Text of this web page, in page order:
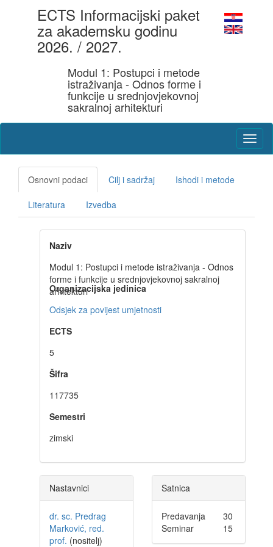
ECTS Informacijski paket
za akademsku godinu
2026. / 2027.
Modul 1: Postupci i metode
istraživanja - Odnos forme i
funkcije u srednjovjekovnoj
sakralnoj arhitekturi
Osnovni podaci Cilj i sadržaj Ishodi i metode
Literatura Izvedba
Naziv
Modul 1: Postupci i metode istraživanja - Odnos
forme i funkcije u srednjovjekovnoj sakralnoj
arhitekturi
Organizacijska jedinica
Odsjek za povijest umjetnosti
ECTS
5
Šifra
117735
Semestri
zimski
Nastavnici
dr. sc. Predrag
Marković, red.
prof. (nositelj)
Satnica
Predavanja
30
Seminar
15